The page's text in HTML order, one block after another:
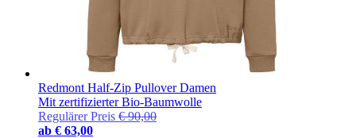
Redmont Half-Zip Pullover Damen
Mit zertifizierter Bio-Baumwolle
Regulärer Preis € 90,00
ab € 63,00